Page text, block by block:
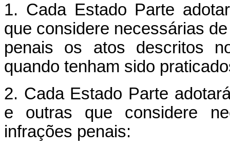
1. Cada Estado Parte
que considere necessárias
penais os atos descritos
quando tenham sido
2. Cada Estado Parte
e outras que considere
infrações penais: